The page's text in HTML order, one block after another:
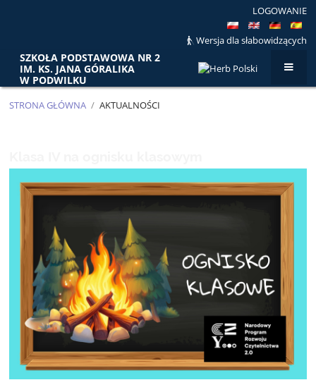
LOGOWANIE
Wersja dla słabowidzących
SZKOŁA PODSTAWOWA NR 2
IM. KS. JANA GÓRALIKA
W PODWILKU
STRONA GŁÓWNA / AKTUALNOŚCI